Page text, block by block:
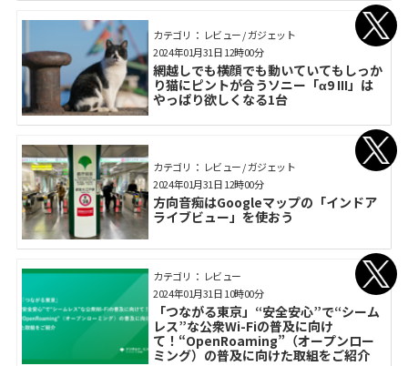
カテゴリ： レビュー / ガジェット
網越しでも横顔でも動いていてもしっか
り猫にピントが合うソニー「α9 III」は
やっぱり欲しくなる1台
2024年01月31日 12時00分
カテゴリ： レビュー / ガジェット
方向音痴はGoogleマップの「インドア
ライブビュー」を使おう
2024年01月31日 12時00分
カテゴリ： レビュー
「つながる東京」“安全安心”で“シーム
レス”な公衆Wi-Fiの普及に向け
て！“OpenRoaming”（オープンロー
ミング）の普及に向けた取組をご紹介
2024年01月31日 10時00分